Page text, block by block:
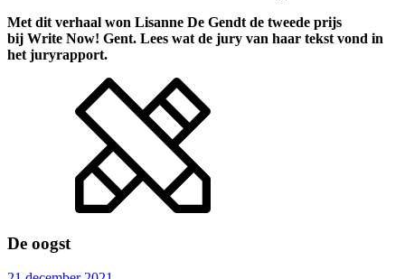
Met dit verhaal won Lisanne De Gendt de tweede prijs
bij Write Now! Gent. Lees wat de jury van haar tekst vond in
het juryrapport.
De oogst